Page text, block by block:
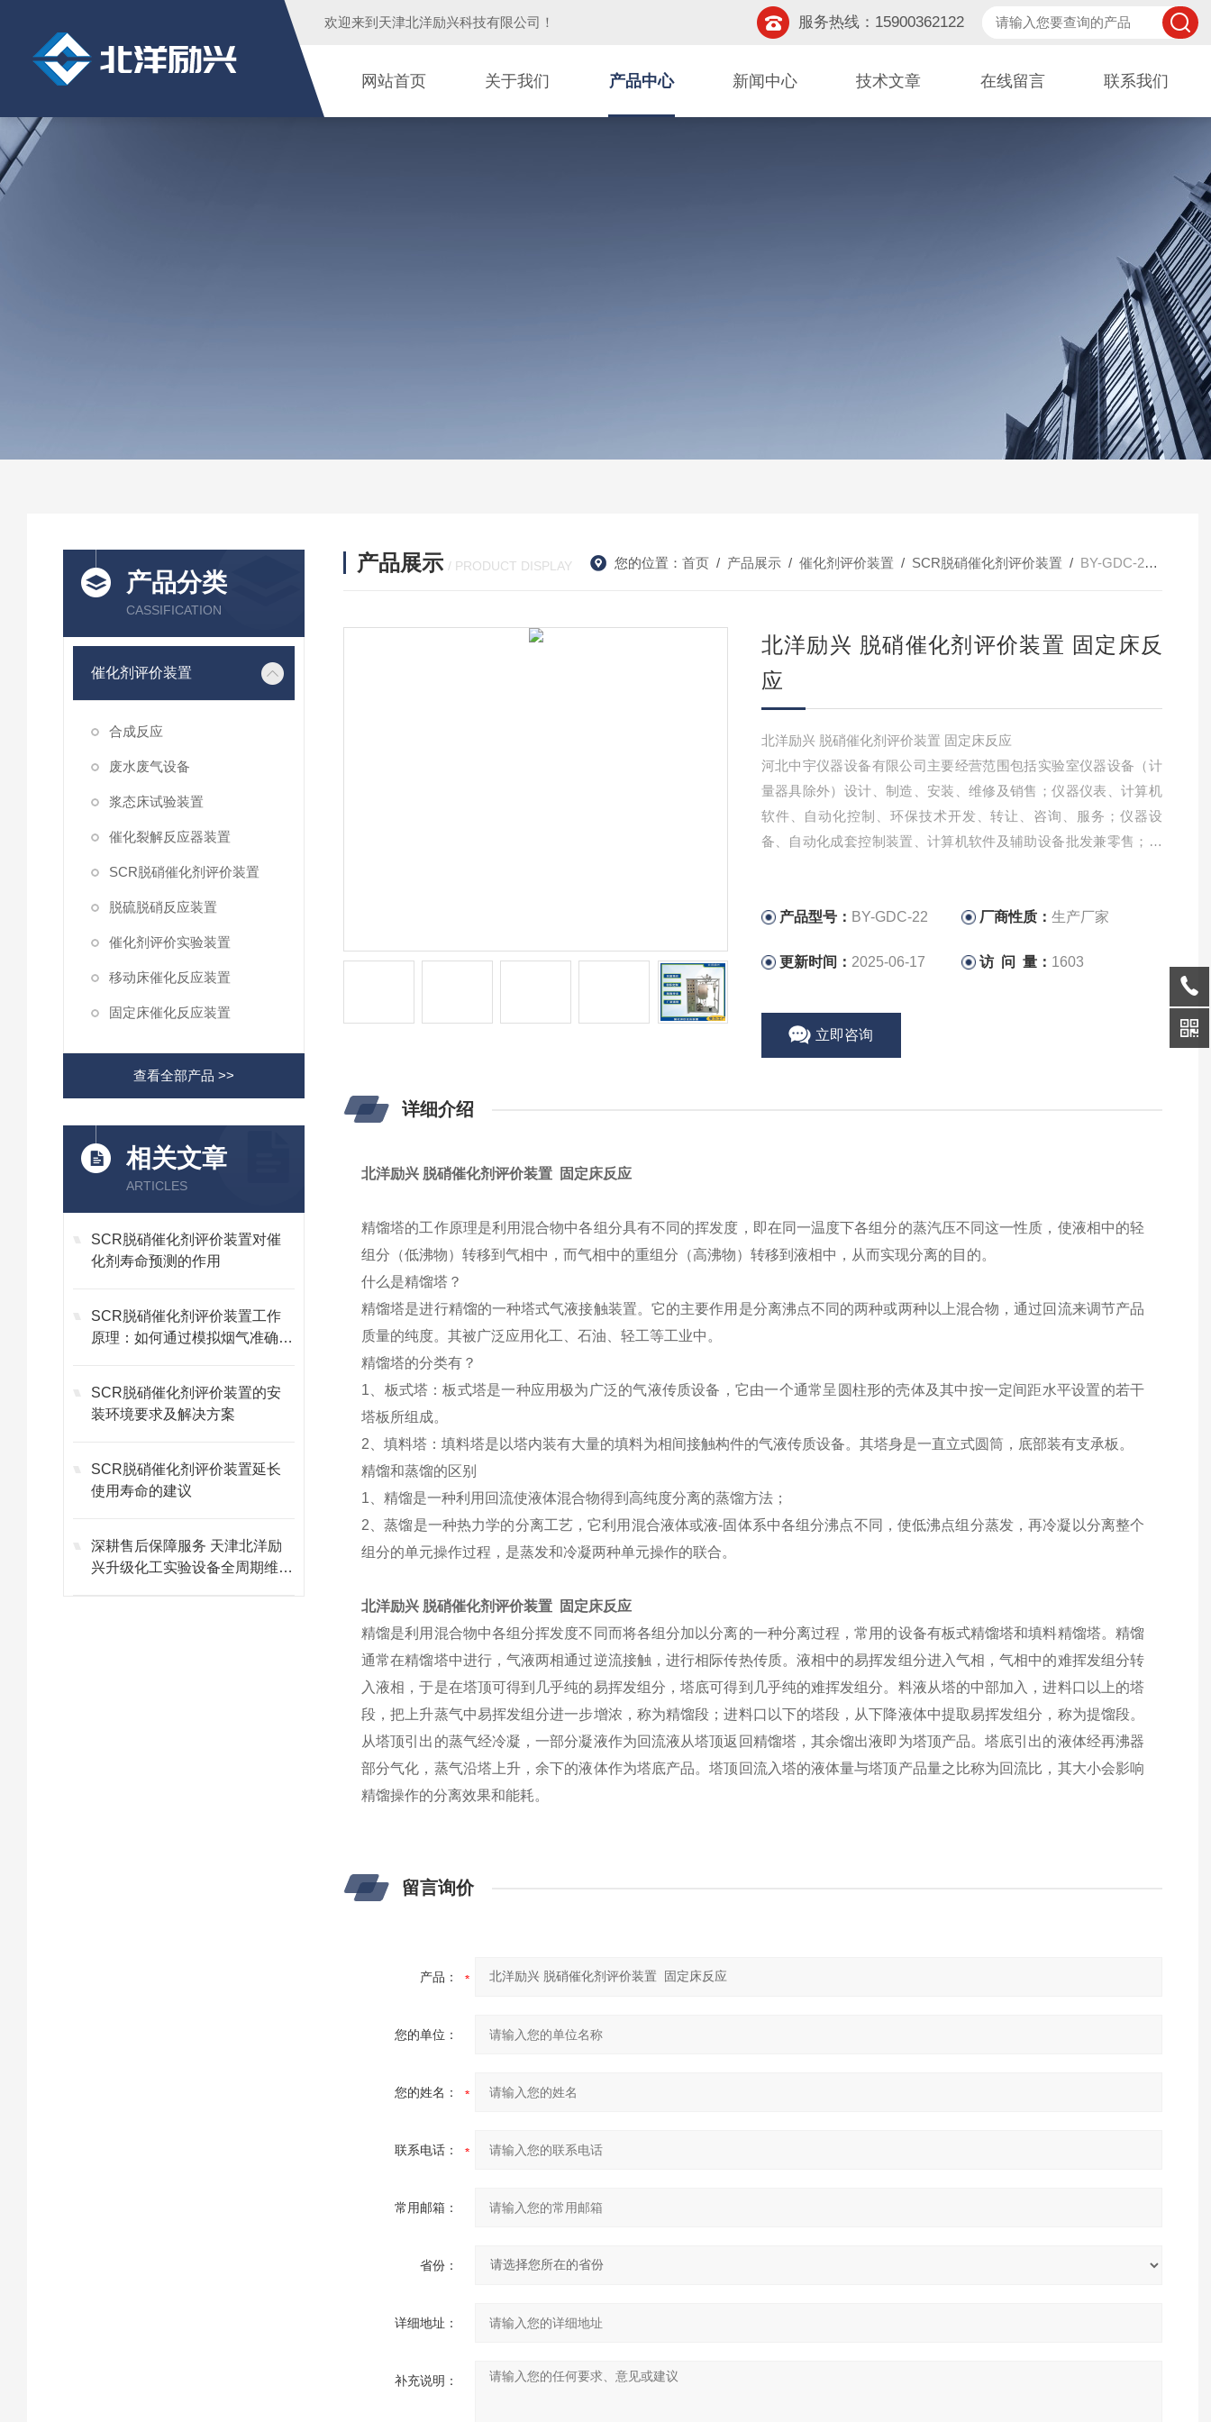
欢迎来到 天津北洋励兴科技有限公司 ！ 服务热线：15900362122
网站首页 关于我们 产品中心 新闻中心 技术文章 在线留言 联系我们
产品分类
CASSIFICATION
催化剂评价装置
合成反应
废水废气设备
浆态床试验装置
催化裂解反应器装置
SCR脱硝催化剂评价装置
脱硫脱硝反应装置
催化剂评价实验装置
移动床催化反应装置
固定床催化反应装置
查看全部产品 >>
相关文章
ARTICLES
SCR脱硝催化剂评价装置对催
化剂寿命预测的作用
SCR脱硝催化剂评价装置工作
原理：如何通过模拟烟气准确评
SCR脱硝催化剂评价装置的安
装环境要求及解决方案
SCR脱硝催化剂评价装置延长
使用寿命的建议
深耕售后保障服务 天津北洋励
兴升级化工实验设备全周期维保
产品展示 / PRODUCT DISPLAY 您的位置： 首页/ 产品展示/ 催化剂评价装置 / SCR脱硝催化剂评价装置 / BY-GDC-22北洋励兴 脱硝催化剂评价装置 固定床反应
北洋励兴 脱硝催化剂评价装置 固定床反
应
北洋励兴 脱硝催化剂评价装置 固定床反应
河北中宇仪器设备有限公司主要经营范围包括实验室仪器设备（计
量器具除外）设计、制造、安装、维修及销售；仪器仪表、计算机
软件、自动化控制、环保技术开发、转让、咨询、服务；仪器设
备、自动化成套控制装置、计算机软件及辅助设备批发兼零售；货
产品型号： BY-GDC-22 厂商性质：生产厂家
更新时间： 2025-06-17 访 问 量： 1603
立即咨询
详细介绍
北洋励兴 脱硝催化剂评价装置 固定床反应
精馏塔的工作原理是利用混合物中各组分具有不同的挥发度，即在同一温度下各组分的蒸汽压不同这一性质，使液相中的轻
组分（低沸物）转移到气相中，而气相中的重组分（高沸物）转移到液相中，从而实现分离的目的。
什么是精馏塔？
精馏塔是进行精馏的一种塔式气液接触装置。它的主要作用是分离沸点不同的两种或两种以上混合物，通过回流来调节产品
质量的纯度。其被广泛应用化工、石油、轻工等工业中。
精馏塔的分类有？
1 、板式塔：板式塔是一种应用极为广泛的气液传质设备，它由一个通常呈圆柱形的壳体及其中按一定间距水平设置的若干
塔板所组成。
2 、填料塔：填料塔是以塔内装有大量的填料为相间接触构件的气液传质设备。其塔身是一直立式圆筒，底部装有支承板。
精馏和蒸馏的区别
1 、精馏是一种利用回流使液体混合物得到高纯度分离的蒸馏方法；
2 、蒸馏是一种热力学的分离工艺，它利用混合液体或液-固体系中各组分沸点不同，使低沸点组分蒸发，再冷凝以分离整个
组分的单元操作过程，是蒸发和冷凝两种单元操作的联合。
北洋励兴 脱硝催化剂评价装置 固定床反应
精馏是利用混合物中各组分挥发度不同而将各组分加以分离的一种分离过程，常用的设备有板式精馏塔和填料精馏塔。精馏
通常在精馏塔中进行，气液两相通过逆流接触，进行相际传热传质。液相中的易挥发组分进入气相，气相中的难挥发组分转
入液相，于是在塔顶可得到几乎纯的易挥发组分，塔底可得到几乎纯的难挥发组分。料液从塔的中部加入，进料口以上的塔
段，把上升蒸气中易挥发组分进一步增浓，称为精馏段；进料口以下的塔段，从下降液体中提取易挥发组分，称为提馏段。
从塔顶引出的蒸气经冷凝，一部分凝液作为回流液从塔顶返回精馏塔，其余馏出液即为塔顶产品。塔底引出的液体经再沸器
部分气化，蒸气沿塔上升，余下的液体作为塔底产品。塔顶回流入塔的液体量与塔顶产品量之比称为回流比，其大小会影响
精馏操作的分离效果和能耗。
留言询价
产品：
您的单位：
您的姓名：
联系电话：
常用邮箱：
省份：
详细地址：
补充说明：